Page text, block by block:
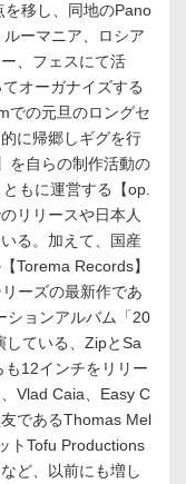
移し、同地のPano
ーマニア、ロシア
、フェスにて活
オーガナイズする
での元旦のロングセ
に帰郷しギグを行
を自らの制作活動の
もに運営する【op.
リリースや日本人
る。加えて、国産
Torema Records】
ーズの最新作であ
ションアルバム「20
している、ZipとSa
12インチをリリー
Vlad Caia、Easy C
であるThomas Mel
トTofu Productions
ど、以前にも増し